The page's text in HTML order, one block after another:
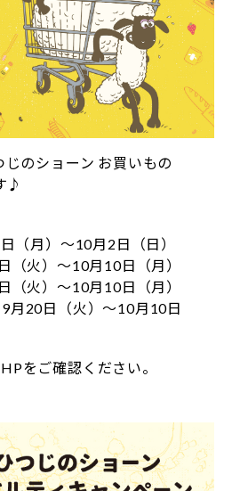
のショーン お買いもの
♪
（月）～10月2日（日）
火）～10月10日（月）
火）～10月10日（月）
20日（火）～10月10日
をご確認ください。